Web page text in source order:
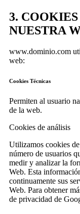
3.
NUESTRA
www.dominio.com
web:
Cookies Técnicas
Permiten al usuario
de la web.
Cookies de análisis
Utilizamos cookies
número de usuarios
medir y analizar la
Web. Esta
continuamente sus
Web. Para obtener
de privacidad de